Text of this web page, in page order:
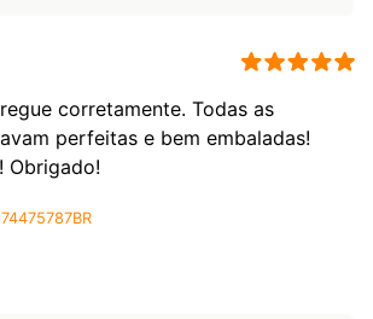
corretamente. Todas as
perfeitas e bem embaladas!
Obrigado!